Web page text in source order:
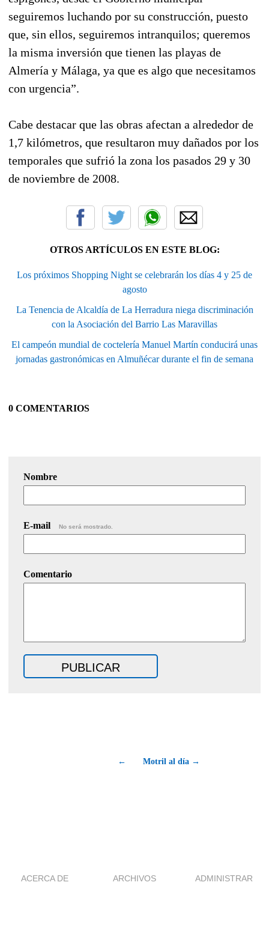
seguiremos luchando por su construcción, puesto
que, sin ellos, seguiremos intranquilos; queremos
la misma inversión que tienen las playas de
Almería y Málaga, ya que es algo que necesitamos
con urgencia”.
Cabe destacar que las obras afectan a alrededor de
1,7 kilómetros, que resultaron muy dañados por los
temporales que sufrió la zona los pasados 29 y 30
de noviembre de 2008.
OTROS ARTÍCULOS EN ESTE BLOG:
Los próximos Shopping Night se celebrarán los días 4 y 25 de
agosto
La Tenencia de Alcaldía de La Herradura niega discriminación
con la Asociación del Barrio Las Maravillas
El campeón mundial de coctelería Manuel Martín conducirá unas
jornadas gastronómicas en Almuñécar durante el fin de semana
0 COMENTARIOS
Nombre
E-mail No será mostrado.
Comentario
← Motril al día →
ACERCA DE ARCHIVOS ADMINISTRAR